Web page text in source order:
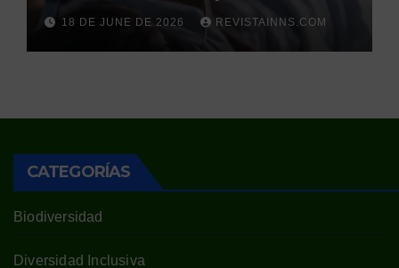
duerme
18 DE JUNE DE 2026 REVISTAINNS.COM
CATEGORÍAS
Biodiversidad
Diversidad Inclusiva